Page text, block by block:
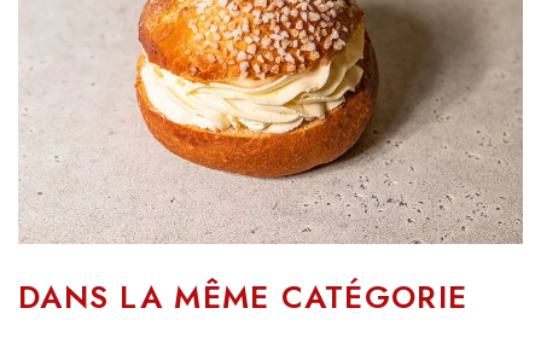
DANS LA MÊME CATÉGORIE